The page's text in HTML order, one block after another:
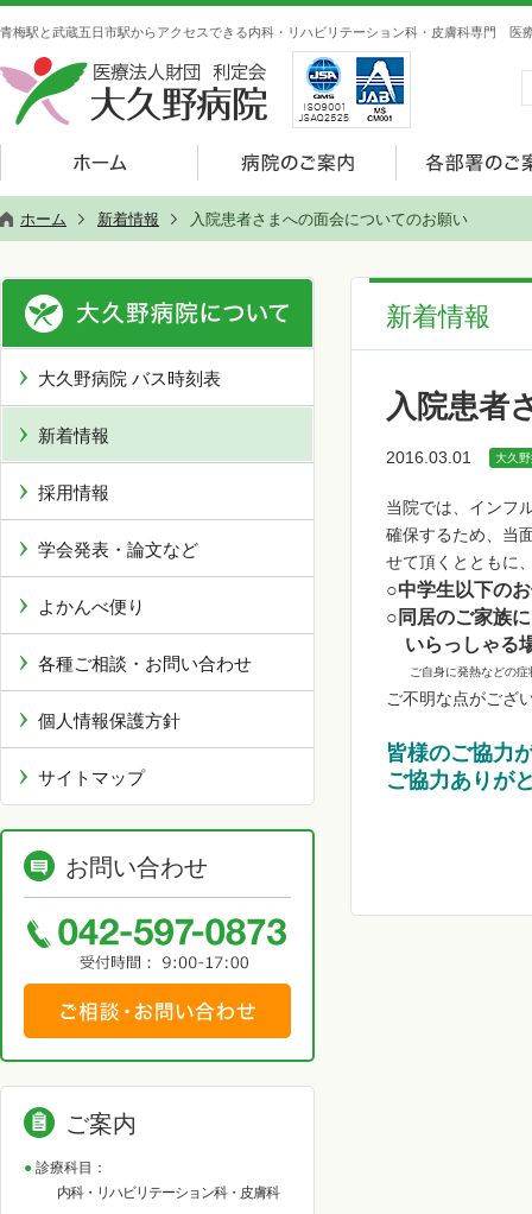
青梅駅と武蔵五日市駅からアクセスできる内科・リハビリテーション科・皮膚科専門 医
ホーム 新着情報 入院患者さまへの面会についてのお願い
新着情報
入院患者
2016.03.01 大久
当院では、インフ
確保するため、当
せて頂くとともに
○中学生以下の
○同居のご家族
いらっしゃる
ご自身に発熱などの症状
ご不明な点がござ
皆様のご協力
ご協力ありが
大久野病院 バス時刻表
新着情報
採用情報
学会発表・論文など
よかんべ便り
各種ご相談・お問い合わせ
個人情報保護方針
サイトマップ
お問い合わせ
ご案内
診療科目：
内科・リハビリテーション科・皮膚科